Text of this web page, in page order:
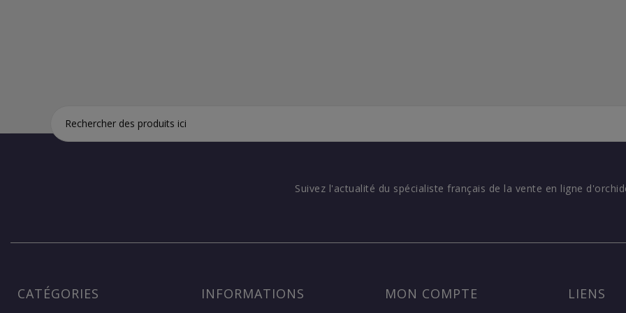
Suivez l'actualité du spécialiste français de la vente en ligne
CATÉGORIES INFORMATIONS MON COMPTE LIENS